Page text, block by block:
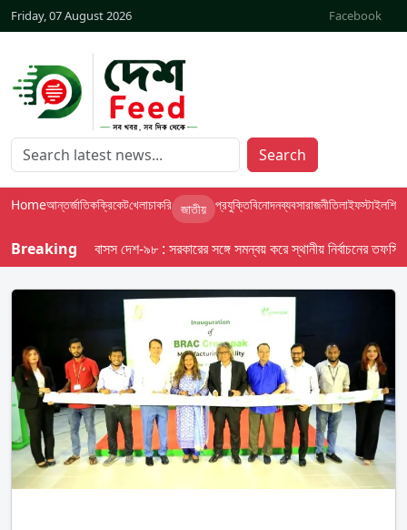
Friday, 07 August 2026 Facebook
Search
Homeআন্তর্জাতিকক্রিকেটখেলাচাকরি জাতীয় প্রযুক্তিবিনোদনব্যবসারাজনীতিলাইফস্টাইলশিক্ষা
Breakingবাসস দেশ-৯৮ : সরকারের সঙ্গে সমন্বয় করে স্থানীয় নির্বাচনের তফসিল